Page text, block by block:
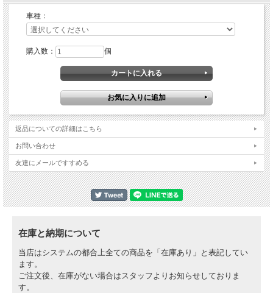
・新しい改良されたサテンブラック仕上げ。ファクトリーライクなルックスになり
バイク全体の見た目も向上します。
・各車種に合わせてステーが作られているカスタムデザイン
・専用設計のため簡単にで装着できます。１０分で取り付けが完了！
・ライディング時にも邪魔にならない作り
2004-2006 SUZUKI RMZ250 （品番：5400-00）
2007-2009 SUZUKI RMZ250 （品番：5501-00）
2010-2016 SUZUKI RMZ250 （品番：5502-00）
2008-2016 SUZUKI RMZ450 （品番：5502-00）
※ボルト、スタンド本体、フットパッドなどの補修部品はお取り寄せが可能です。
詳細はお問い合わせください。
価格例）
ボルト：2420円〜
スタンド本体：14850円〜
フットパッド：1485円〜
※キックスタンド 長さ:約394mm
車種：
購入数： 個
返品についての詳細はこちら
お問い合わせ
友達にメールですすめる
在庫と納期について
当店はシステムの都合上全ての商品を「在庫あり」と表記してい
ます。
ご注文後、在庫がない場合はスタッフよりお知らせしておりま
す。